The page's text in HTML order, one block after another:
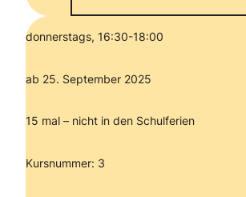
donnerstags, 16:30-18:00
ab 25. September 2025
15 mal – nicht in den Schulferien
Kursnummer: 3